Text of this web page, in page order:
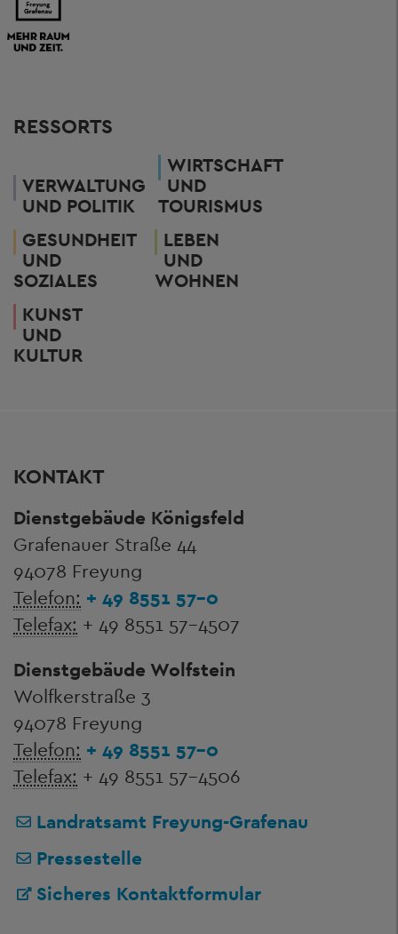
RESSORTS
VERWALTUNG
UND POLITIK
WIRTSCHAFT
UND
TOURISMUS
GESUNDHEIT
UND
SOZIALES
LEBEN
UND
WOHNEN
KUNST
UND
KULTUR
KONTAKT
Dienstgebäude Königsfeld
Grafenauer Straße 44
94078 Freyung
Telefon: + 49 8551 57-0
Telefax: + 49 8551 57-4507
Dienstgebäude Wolfstein
Wolfkerstraße 3
94078 Freyung
Telefon: + 49 8551 57-0
Telefax: + 49 8551 57-4506
Landratsamt Freyung-Grafenau
Pressestelle
Sicheres Kontaktformular